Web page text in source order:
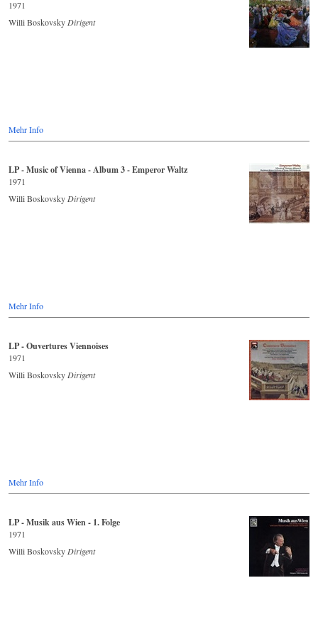
1971
Willi Boskovsky Dirigent
Mehr Info
LP - Music of Vienna - Album 3 - Emperor Waltz
1971
Willi Boskovsky Dirigent
Mehr Info
LP - Ouvertures Viennoises
1971
Willi Boskovsky Dirigent
Mehr Info
LP - Musik aus Wien - 1. Folge
1971
Willi Boskovsky Dirigent